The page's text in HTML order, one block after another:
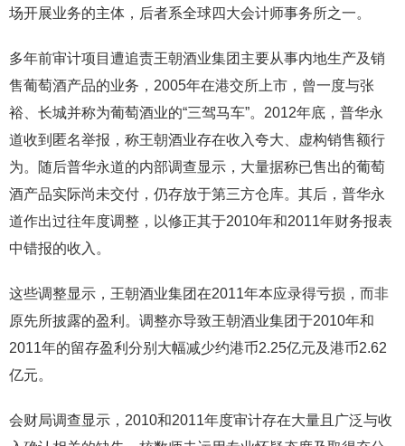
场开展业务的主体，后者系全球四大会计师事务所之一。
多年前审计项目遭追责王朝酒业集团主要从事内地生产及销
售葡萄酒产品的业务，2005年在港交所上市，曾一度与张
裕、长城并称为葡萄酒业的“三驾马车”。2012年底，普华永
道收到匿名举报，称王朝酒业存在收入夸大、虚构销售额行
为。随后普华永道的内部调查显示，大量据称已售出的葡萄
酒产品实际尚未交付，仍存放于第三方仓库。其后，普华永
道作出过往年度调整，以修正其于2010年和2011年财务报表
中错报的收入。
这些调整显示，王朝酒业集团在2011年本应录得亏损，而非
原先所披露的盈利。调整亦导致王朝酒业集团于2010年和
2011年的留存盈利分别大幅减少约港币2.25亿元及港币2.62
亿元。
会财局调查显示，2010和2011年度审计存在大量且广泛与收